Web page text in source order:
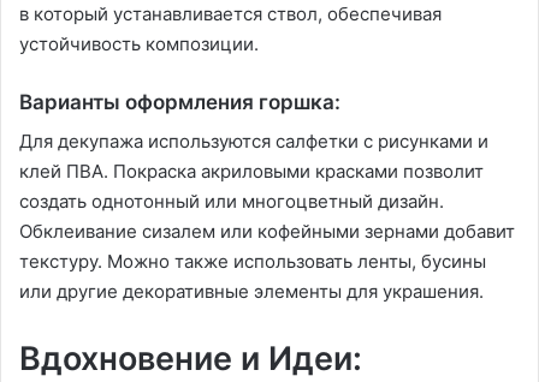
в который устанавливается ствол, обеспечивая
устойчивость композиции.
Варианты оформления горшка:
Для декупажа используются салфетки с рисунками и
клей ПВА. Покраска акриловыми красками позволит
создать однотонный или многоцветный дизайн.
Обклеивание сизалем или кофейными зернами добавит
текстуру. Можно также использовать ленты, бусины
или другие декоративные элементы для украшения.
Вдохновение и Идеи: